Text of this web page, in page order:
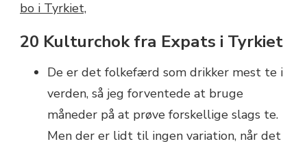
20 Kulturchok fra Expats i Tyrkiet
De er det folkefærd som drikker mest te i
verden, så jeg forventede at bruge
måneder på at prøve forskellige slags te.
Men der er lidt til ingen variation, når det